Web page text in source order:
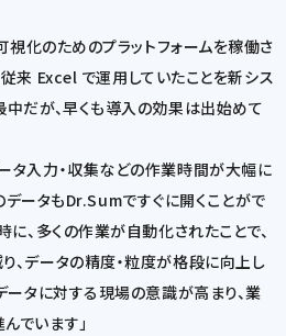
化のためのプラットフォームを稼働さ
来 Excel で運用していたことを新シス
中だが、早くも導入の効果は出始めて
タ入力・収集などの作業時間が大幅に
ータもDr.Sumですぐに開くことがで
に、多くの作業が自動化されたことで、
、データの精度・粒度が格段に向上し
ータに対する現場の意識が高まり、業
でいます」